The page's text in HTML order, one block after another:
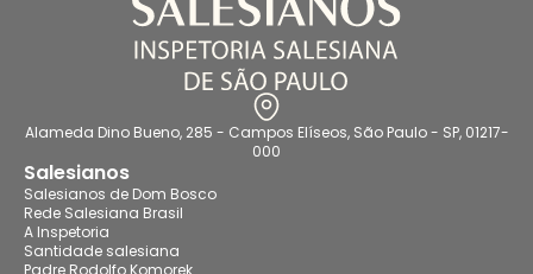
Alameda Dino Bueno, 285 - Campos Elíseos, São Paulo - SP, 01217-
000
Salesianos
Salesianos de Dom Bosco
Rede Salesiana Brasil
A Inspetoria
Santidade salesiana